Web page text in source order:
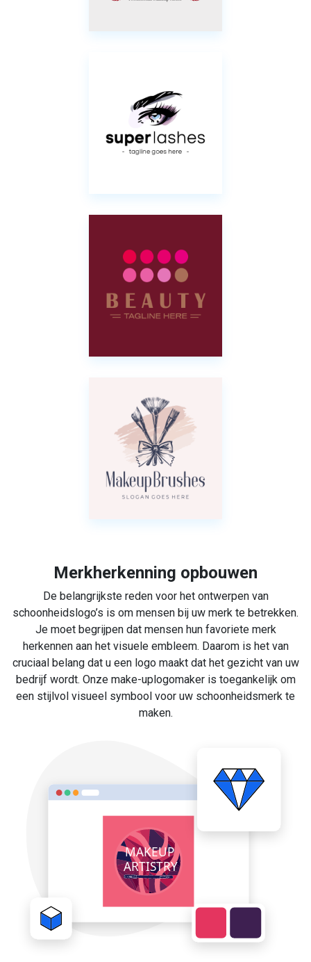
Merkherkenning opbouwen
De belangrijkste reden voor het ontwerpen van
schoonheidslogo’s is om mensen bij uw merk te betrekken.
Je moet begrijpen dat mensen hun favoriete merk
herkennen aan het visuele embleem. Daarom is het van
cruciaal belang dat u een logo maakt dat het gezicht van uw
bedrijf wordt. Onze make-uplogomaker is toegankelijk om
een stijlvol visueel symbool voor uw schoonheidsmerk te
maken.